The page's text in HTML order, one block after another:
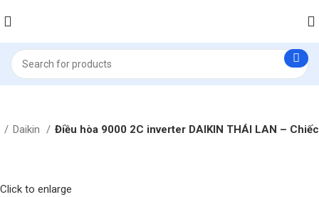
Daikin Điều hòa 9000 2C inverter DAIKIN THÁI LAN – Chiếc
Click to enlarge